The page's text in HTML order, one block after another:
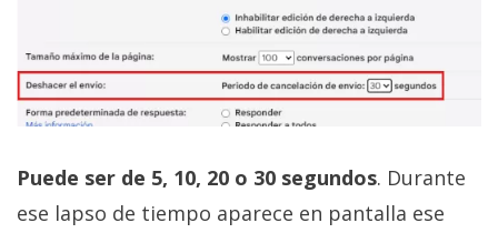
Puede ser de 5, 10, 20 o 30 segundos. Durante
ese lapso de tiempo aparece en pantalla ese